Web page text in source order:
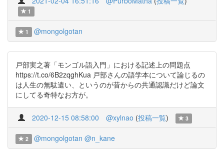
1
1 @mongolgotan
戸部実之著「モンゴル語入門」における記述上の問題点
https://t.co/6B2zqghKua 戸部さんの語学本について論じるの
は人生の無駄遣い、というのが昔からの共通認識だけど論文
にしてる奇特なお方が。
2020-12-15 08:58:00 @xylnao (投稿一覧) 3
2 @mongolgotan @n_kane